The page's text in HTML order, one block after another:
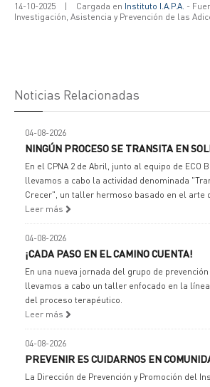
14-10-2025 | Cargada en Instituto I.A.P.A. -
Investigación, Asistencia y Prevención de las
Noticias Relacionadas
04-08-2026
NINGÚN PROCESO SE TRANSITA EN
En el CPNA 2 de Abril, junto al equipo de ECO
llevamos a cabo la actividad denominada
Crecer", un taller hermoso basado en el arte
Leer más
04-08-2026
¡CADA PASO EN EL CAMINO CUENTA!
En una nueva jornada del grupo de
llevamos a cabo un taller enfocado en la
del proceso terapéutico.
Leer más
04-08-2026
PREVENIR ES CUIDARNOS EN
La Dirección de Prevención y Promoción del